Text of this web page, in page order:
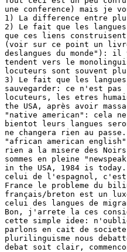
une conference) mais je
1) La difference entre
2) Le fait que les
que ces liens
(voir sur ce point un livre
deslangues du monde"):
tendent vers le
locuteurs sont souvent
3) Le fait que les
sauvegarder: ce n'est pas
locuteurs, les etres
the USA, après avoir
"native american": cela
bientot leurs langues
ne changera rien au
"african american
rien a la misere des
sommes en pleine
in the USA, 1984 is
celui de l'espagnol, c'est
France le probleme du
français/breton est un
celui des langues de
Bon, j'arrete la ces
cette simple idee:
parlons en cait de
plurilinguisme nous
debat soit clair,